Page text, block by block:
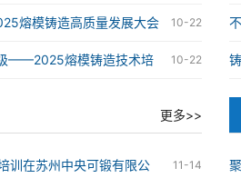
举办 10-22
熔模铸造高质量发展大会
10-22
——2025熔模铸造技术培
更多>>
11-14
训在苏州中央可锻有限公